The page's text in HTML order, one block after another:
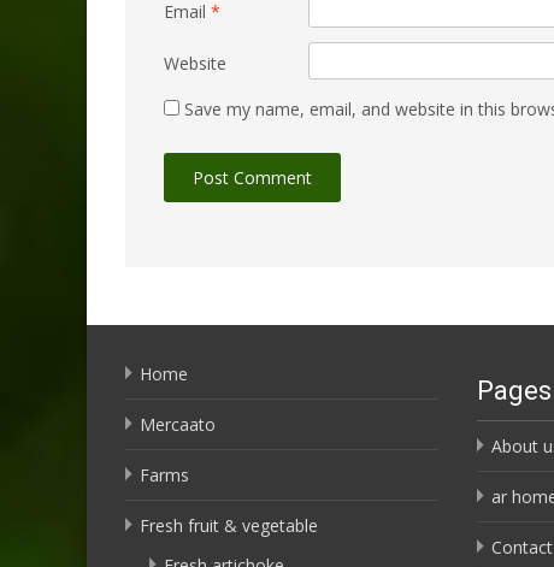
Email *
Website
Save my name, email, and website in this
Home
Mercaato
Farms
Fresh fruit & vegetable
Pages
About
ar